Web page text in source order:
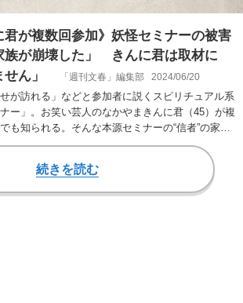
君が複数回参加》妖怪セミナーの被害
族が崩壊した」 きんに君は取材に
ん」
「週刊文春」編集部 2024/06/20
が訪れる」などと参加者に説くスピリチュアル系
ー」。お笑い芸人のなかやまきんに君（45）が複
も知られる。そんな本源セミナーの“信者”の家族
続きを読む